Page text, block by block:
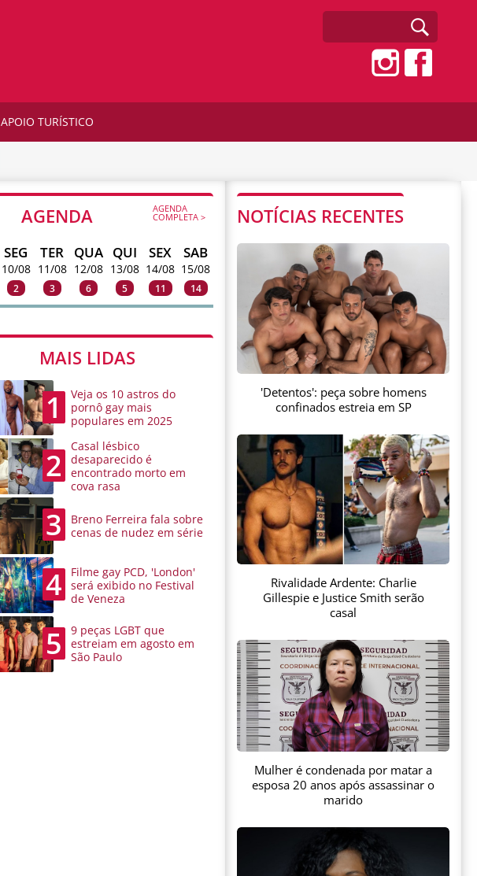
APOIO TURÍSTICO
AGENDA AGENDA
COMPLETA >
SEG
10/08
2
TER
11/08
3
QUA
12/08
6
QUI
13/08
5
SEX
14/08
11
SAB
15/08
14
MAIS LIDAS
1
Veja os 10 astros do
pornô gay mais
populares em 2025
2
Casal lésbico
desaparecido é
encontrado morto em
cova rasa
3
Breno Ferreira fala sobre
cenas de nudez em série
4
Filme gay PCD, 'London'
será exibido no Festival
de Veneza
5
9 peças LGBT que
estreiam em agosto em
São Paulo
NOTÍCIAS RECENTES
'Detentos': peça sobre homens
confinados estreia em SP
Rivalidade Ardente: Charlie
Gillespie e Justice Smith serão
casal
Mulher é condenada por matar a
esposa 20 anos após assassinar o
marido